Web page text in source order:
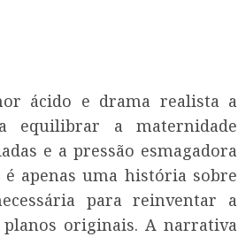
ácido e drama realista a
equilibrar a maternidade
e a pressão esmagadora
apenas uma história sobre
para reinventar a
originais. A narrativa